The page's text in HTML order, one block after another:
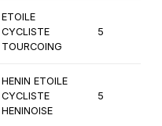
ETOILE
CYCLISTE
TOURCOING
5
HENIN ETOILE
CYCLISTE
HENINOISE
5